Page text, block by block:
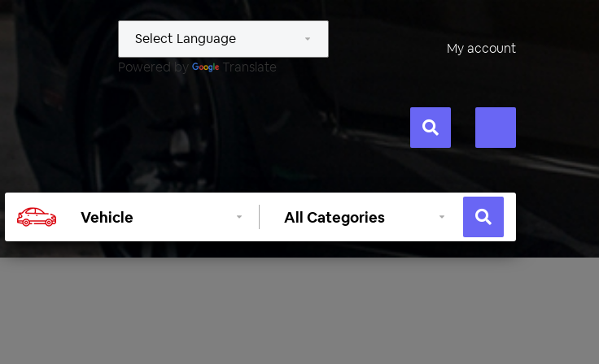
Powered by
Translate
My account
vehicle
Select
category